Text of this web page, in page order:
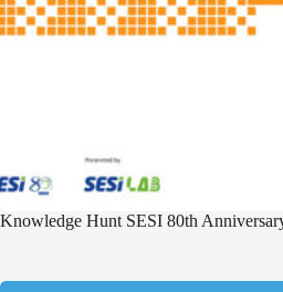
Knowledge Hunt SESI 80th